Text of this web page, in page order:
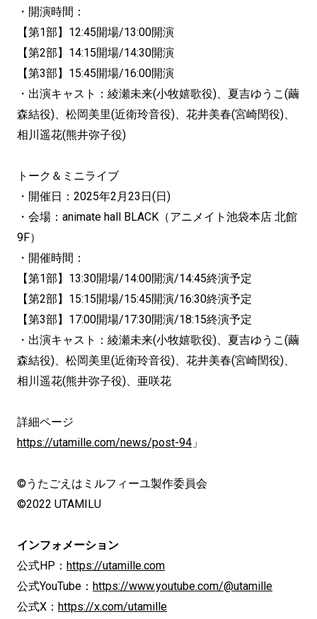
・開演時間：
【第1部】12:45開場/13:00開演
【第2部】14:15開場/14:30開演
【第3部】15:45開場/16:00開演
・出演キャスト：綾瀬未来(小牧嬉歌役)、夏吉ゆうこ(繭
森結役)、松岡美里(近衛玲音役)、花井美春(宮崎閏役)、
相川遥花(熊井弥子役)
トーク＆ミニライブ
・開催日：2025年2月23日(日)
・会場：animate hall BLACK（アニメイト池袋本店 北館
9F）
・開催時間：
【第1部】13:30開場/14:00開演/14:45終演予定
【第2部】15:15開場/15:45開演/16:30終演予定
【第3部】17:00開場/17:30開演/18:15終演予定
・出演キャスト：綾瀬未来(小牧嬉歌役)、夏吉ゆうこ(繭
森結役)、松岡美里(近衛玲音役)、花井美春(宮崎閏役)、
相川遥花(熊井弥子役)、亜咲花
詳細ページ
https://utamille.com/news/post-94 」
©うたごえはミルフィーユ製作委員会
©2022 UTAMILU
インフォメーション
公式HP： https://utamille.com
公式YouTube： https://www.youtube.com/@utamille
公式X： https://x.com/utamille